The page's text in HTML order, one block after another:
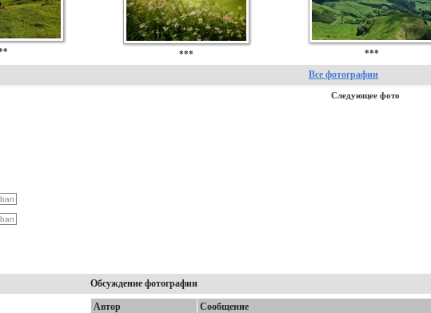
*** ***
Все фотографии
Следующее фото
Обсуждение фотографии
Автор
Сообщение